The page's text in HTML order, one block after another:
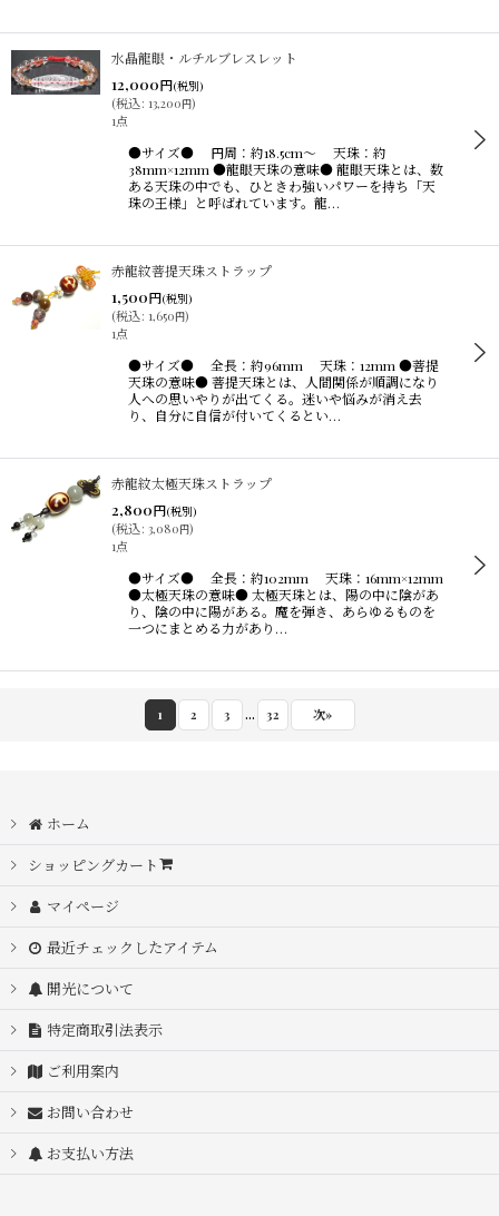
水晶龍眼・ルチルブレスレット
12,000円(税別)
(税込: 13,200円)
1点
●サイズ● 円周：約18.5cm〜 天珠：約
38mm×12mm ●龍眼天珠の意味● 龍眼天珠とは、数
ある天珠の中でも、ひときわ強いパワーを持ち「天
珠の王様」と呼ばれています。龍…
赤龍紋菩提天珠ストラップ
1,500円(税別)
(税込: 1,650円)
1点
●サイズ● 全長：約96mm 天珠：12mm ●菩提
天珠の意味● 菩提天珠とは、人間関係が順調になり
人への思いやりが出てくる。迷いや悩みが消え去
り、自分に自信が付いてくるとい…
赤龍紋太極天珠ストラップ
2,800円(税別)
(税込: 3,080円)
1点
●サイズ● 全長：約102mm 天珠：16mm×12mm
●太極天珠の意味● 太極天珠とは、陽の中に陰があ
り、陰の中に陽がある。魔を弾き、あらゆるものを
一つにまとめる力があり…
1 2 3 ... 32 次»
ホーム
ショッピングカート
マイページ
最近チェックしたアイテム
開光について
特定商取引法表示
ご利用案内
お問い合わせ
お支払い方法